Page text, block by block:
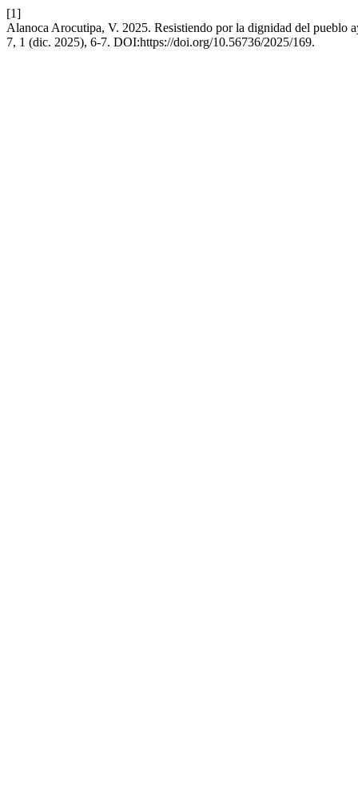
[1]
Alanoca Arocutipa, V. 2025. Resistiendo por la dignidad del pueblo
7, 1 (dic. 2025), 6-7. DOI:https://doi.org/10.56736/2025/169.